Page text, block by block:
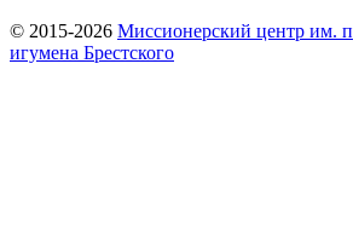
© 2015-2026 Миссионерский центр им.
игумена Брестского